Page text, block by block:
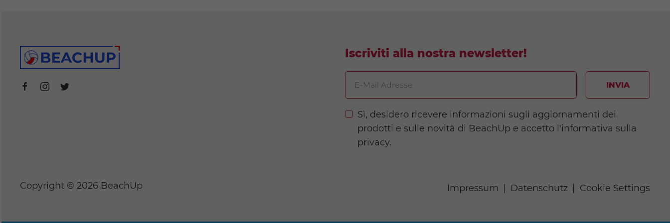
Iscriviti alla nostra newsletter!
Sì, desidero ricevere informazioni sugli aggiornamenti dei
prodotti e sulle novità di BeachUp e accetto l'informativa sulla
privacy.
INVIA
Copyright © 2026 BeachUp Impressum Datenschutz Cookie Settings